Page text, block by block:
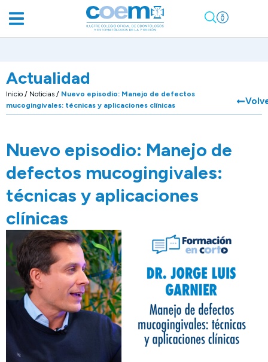
Actualidad
Inicio / Noticias / Nuevo episodio: Manejo de defectos
mucogingivales: técnicas y aplicaciones clínicas
Nuevo episodio: Manejo de
defectos mucogingivales:
técnicas y aplicaciones
clínicas